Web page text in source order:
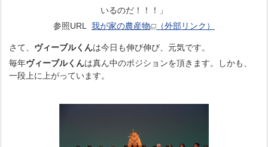
いるのだ！！！」
参照URL 我が家の農産物 （外部リンク）
さて、 ヴィーブルくんは今日も伸び伸び、元気です。
毎年ヴィーブルくんは真ん中のポジションを頂きます。しかも、
一段上に上がっています。